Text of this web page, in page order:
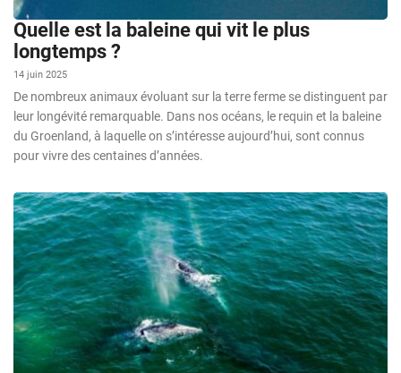
Quelle est la baleine qui vit le plus
longtemps ?
14 juin 2025
De nombreux animaux évoluant sur la terre ferme se distinguent par
leur longévité remarquable. Dans nos océans, le requin et la baleine
du Groenland, à laquelle on s’intéresse aujourd’hui, sont connus
pour vivre des centaines d’années.